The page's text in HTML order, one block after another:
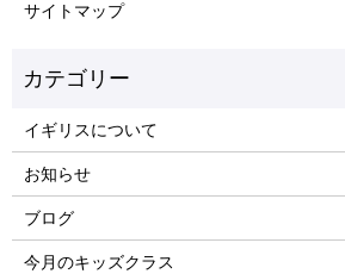
サイトマップ
イギリスについて
お知らせ
ブログ
今月のキッズクラス